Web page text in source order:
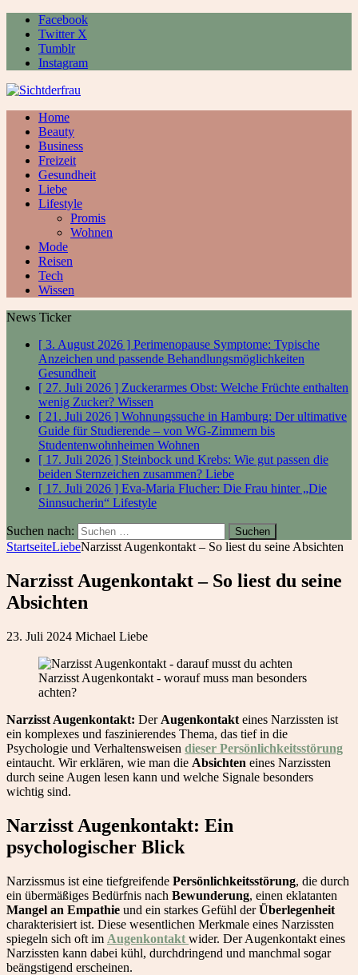
Facebook
Twitter X
Tumblr
Instagram
Home
Beauty
Business
Freizeit
Gesundheit
Liebe
Lifestyle
Promis
Wohnen
Mode
Reisen
Tech
Wissen
News Ticker
[ 3. August 2026 ] Perimenopause Symptome: Typische
Anzeichen und passende Behandlungsmöglichkeiten
Gesundheit
[ 27. Juli 2026 ] Zuckerarmes Obst: Welche Früchte enthalten
wenig Zucker? Wissen
[ 21. Juli 2026 ] Wohnungssuche in Hamburg: Der ultimative
Guide für Studierende – von WG-Zimmern bis
Studentenwohnheimen Wohnen
[ 17. Juli 2026 ] Steinbock und Krebs: Wie gut passen die
beiden Sternzeichen zusammen? Liebe
[ 17. Juli 2026 ] Eva-Maria Flucher: Die Frau hinter „Die
Sinnsucherin“ Lifestyle
Suchen nach:
StartseiteLiebeNarzisst Augenkontakt – So liest du seine Absichten
Narzisst Augenkontakt – So liest du seine
Absichten
23. Juli 2024 Michael Liebe
Narzisst Augenkontakt - worauf muss man besonders
achten?
Narzisst Augenkontakt: Der Augenkontakt eines Narzissten ist
ein komplexes und faszinierendes Thema, das tief in die
Psychologie und Verhaltensweisen dieser Persönlichkeitsstörung
eintaucht. Wir erklären, wie man die Absichten eines Narzissten
durch seine Augen lesen kann und welche Signale besonders
wichtig sind.
Narzisst Augenkontakt: Ein
psychologischer Blick
Narzissmus ist eine tiefgreifende Persönlichkeitsstörung, die durch
ein übermäßiges Bedürfnis nach Bewunderung, einen eklatanten
Mangel an Empathie und ein starkes Gefühl derÜberlegenheit
charakterisiert ist. Diese wesentlichen Merkmale eines Narzissten
spiegeln sich oft im Augenkontakt wider. Der Augenkontakt eines
Narzissten kann dabei kühl, durchdringend und manchmal sogar
beängstigend erscheinen.